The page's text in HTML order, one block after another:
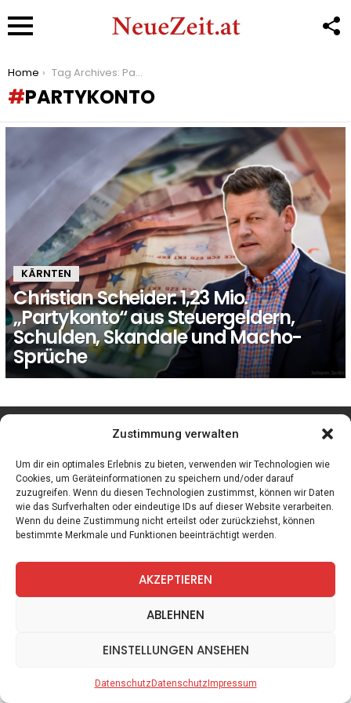
Zustimmung verwalten
Um dir ein optimales Erlebnis zu bieten, verwenden wir Technologien wie
Cookies, um Geräteinformationen zu speichern und/oder darauf
zuzugreifen. Wenn du diesen Technologien zustimmst, können wir Daten
wie das Surfverhalten oder eindeutige IDs auf dieser Website verarbeiten.
Wenn du deine Zustimmung nicht erteilst oder zurückziehst, können
bestimmte Merkmale und Funktionen beeinträchtigt werden.
AKZEPTIEREN
ABLEHNEN
EINSTELLUNGEN ANSEHEN
DatenschutzDatenschutzImpressum
You are here:
Home Tag Archives: Partykonto
PARTYKONTO
STORIES
KÄRNTEN
Christian Scheider: 1,23 Mio.
„Partykonto“ aus Steuergeldern,
Schulden, Skandale und Macho-
Sprüche
facebook instagram
Spiele Zitate Kontakt Datenschutz Impressum